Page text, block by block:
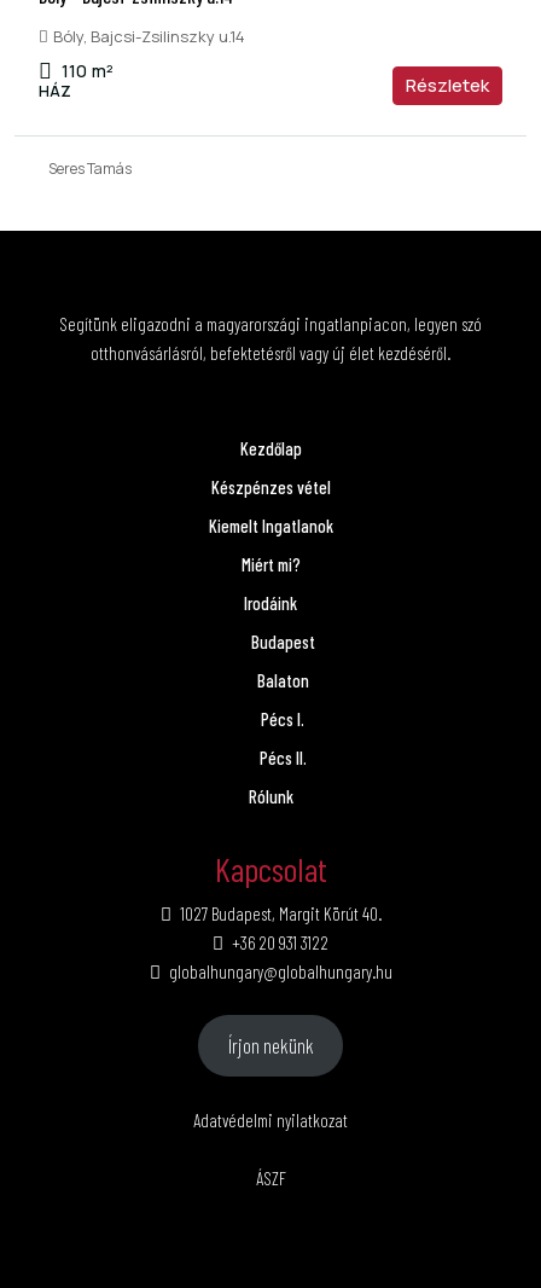
Bóly, Bajcsi-Zsilinszky u.14
110 m²
HÁZ Részletek
Seres Tamás
Segítünk eligazodni a magyarországi ingatlanpiacon, legyen szó
otthonvásárlásról, befektetésről vagy új élet kezdéséről.
Kezdőlap
Készpénzes vétel
Kiemelt Ingatlanok
Miért mi?
Irodáink
Budapest
Balaton
Pécs I.
Pécs II.
Rólunk
Kapcsolat
1027 Budapest, Margit Körút 40.
+36 20 931 3122
globalhungary@globalhungary.hu
Írjon nekünk
Adatvédelmi nyilatkozat
ÁSZF